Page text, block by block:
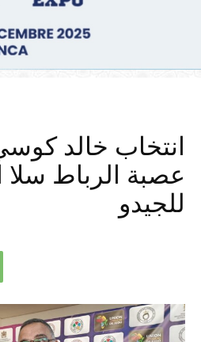
انتخاب خالد
عصبة الرباط سلا
للجيدو